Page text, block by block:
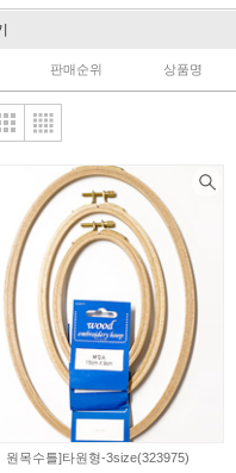
스탬프/잉크/펜
패
헤어부자재
퀼트부자재
X-MAS부자재
솜/이불솜/보충제
판매순위 상품명
원목수틀]타원형-3size(323975)